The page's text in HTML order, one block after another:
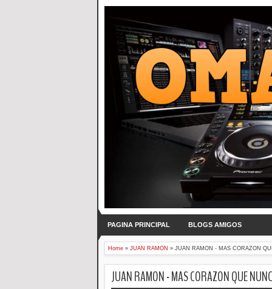
PAGINA PRINCIPAL BLOGS AMIGOS
Home » JUAN RAMON » JUAN RAMON - MAS CORAZON
JUAN RAMON - MAS CORAZON QUE